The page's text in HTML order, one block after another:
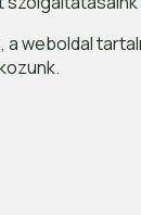
weboldal